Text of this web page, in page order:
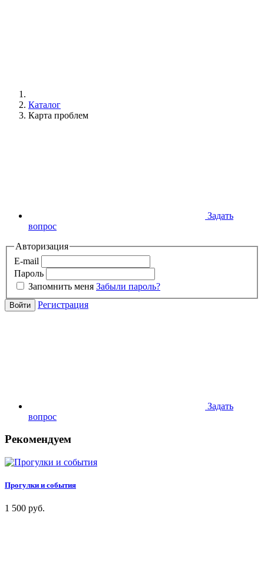
Каталог
Карта проблем
Задать
вопрос
Авторизация
E-mail
Пароль
Запомнить меня Забыли пароль?
Войти Регистрация
Задать
вопрос
Рекомендуем
Прогулки и события
1 500 руб.